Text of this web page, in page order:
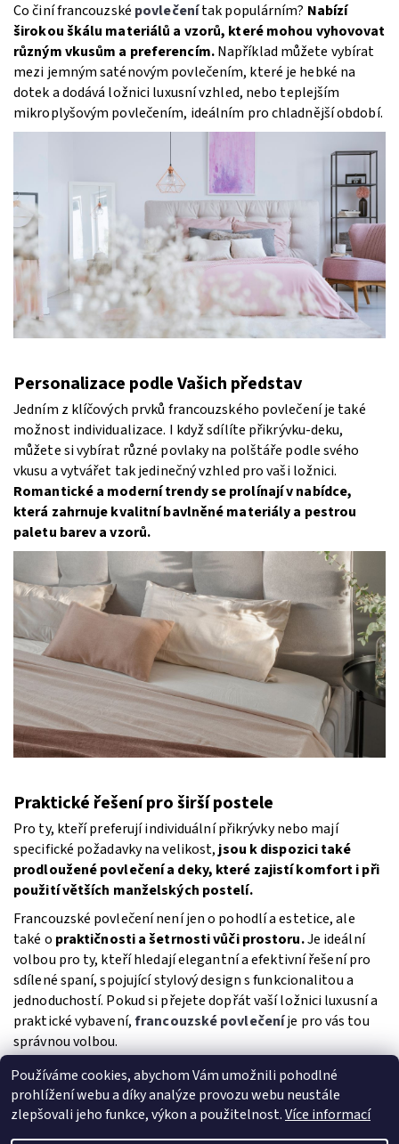
Co činí francouzské povlečenítak populárním? Nabízí
širokou škálu materiálů a vzorů, které mohou vyhovovat
různým vkusům a preferencím.Například můžete vybírat
mezi jemným saténovým povlečením, které je hebké na
dotek a dodává ložnici luxusní vzhled, nebo teplejším
mikroplyšovým povlečením, ideálním pro chladnější období.
Personalizace podle Vašich představ
Jedním z klíčových prvků francouzského povlečení je také
možnost individualizace. I když sdílíte přikrývku-deku,
můžete si vybírat různé povlaky na polštáře podle svého
vkusu a vytvářet tak jedinečný vzhled pro vaši ložnici.
Romantické a moderní trendy se prolínají v nabídce,
která zahrnuje kvalitní bavlněné materiály a pestrou
paletu barev a vzorů.
Praktické řešení pro širší postele
Pro ty, kteří preferují individuální přikrývky nebo mají
specifické požadavky na velikost, jsou k dispozici také
prodloužené povlečení a deky, které zajistí komfort i při
použití větších manželských postelí.
Francouzské povlečení není jen o pohodlí a estetice, ale
také o praktičnosti a šetrnosti vůči prostoru.Je ideální
volbou pro ty, kteří hledají elegantní a efektivní řešení pro
sdílené spaní, spojující stylový design s funkcionalitou a
jednoduchostí. Pokud si přejete dopřát vaší ložnici luxusní a
praktické vybavení,francouzské povlečeníje pro vás tou
správnou volbou.
PŘEDCHOZÍ ČLÁNEK DALŠÍ ČLÁNEK
Používáme cookies, abychom Vám umožnili pohodlné
prohlížení webu a díky analýze provozu webu neustále
zlepšovali jeho funkce, výkon a použitelnost.Více informací